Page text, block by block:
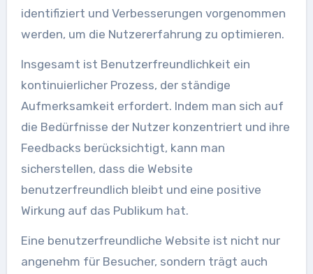
identifiziert und Verbesserungen vorgenommen
werden, um die Nutzererfahrung zu optimieren.
Insgesamt ist Benutzerfreundlichkeit ein
kontinuierlicher Prozess, der ständige
Aufmerksamkeit erfordert. Indem man sich auf
die Bedürfnisse der Nutzer konzentriert und ihre
Feedbacks berücksichtigt, kann man
sicherstellen, dass die Website
benutzerfreundlich bleibt und eine positive
Wirkung auf das Publikum hat.
Eine benutzerfreundliche Website ist nicht nur
angenehm für Besucher, sondern trägt auch